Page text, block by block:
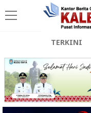
TERKINI